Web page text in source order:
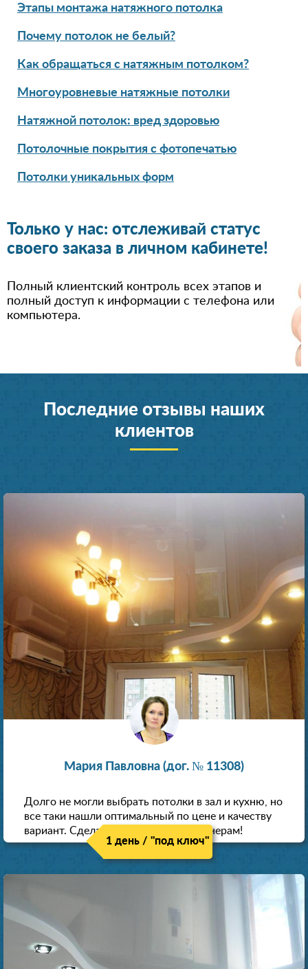
Этапы монтажа натяжного потолка
Почему потолок не белый?
Как обращаться с натяжным потолком?
Многоуровневые натяжные потолки
Натяжной потолок: вред здоровью
Потолочные покрытия с фотопечатью
Потолки уникальных форм
Только у нас: отслеживай статус
своего заказа в личном кабинете!
Полный клиентский контроль всех этапов и
полный доступ к информации с телефона или
компьютера.
Последние отзывы наших
клиентов
Мария Павловна (дог. № 11308)
Долго не могли выбрать потолки в зал и кухню, но
все таки нашли оптимальный по цене и качеству
вариант. Сделали скидку как пенсионерам!
1 день / "под ключ"